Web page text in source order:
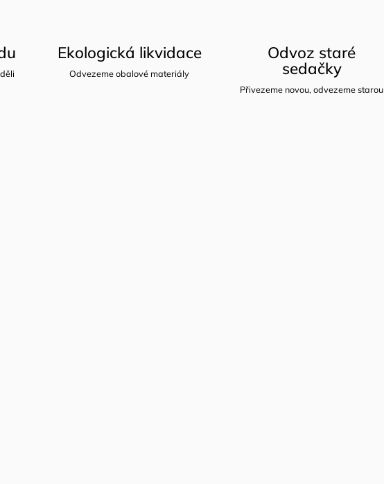
Ekologická likvidace
Odvezeme obalové materiály
Odvoz staré
sedačky
Přivezeme novou, odvezeme starou